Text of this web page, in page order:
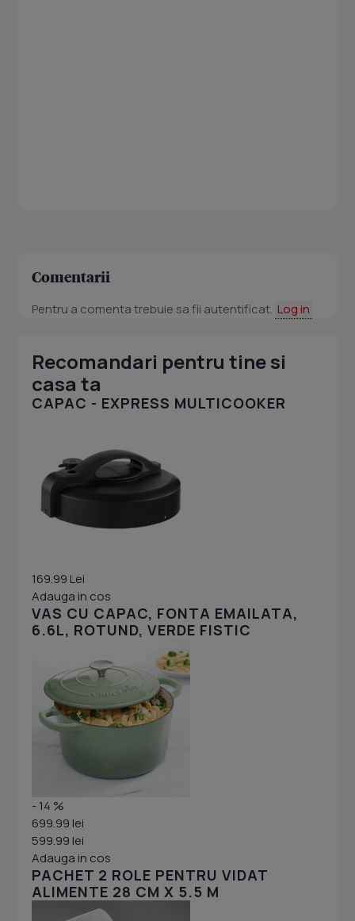
Comentarii
Pentru a comenta trebuie sa fii autentificat. Log in
Recomandari pentru tine si
casa ta
CAPAC - EXPRESS MULTICOOKER
169.99 Lei
Adauga in cos
VAS CU CAPAC, FONTA EMAILATA,
6.6L, ROTUND, VERDE FISTIC
- 14 %
699.99 lei
599.99 lei
Adauga in cos
PACHET 2 ROLE PENTRU VIDAT
ALIMENTE 28 CM X 5.5 M